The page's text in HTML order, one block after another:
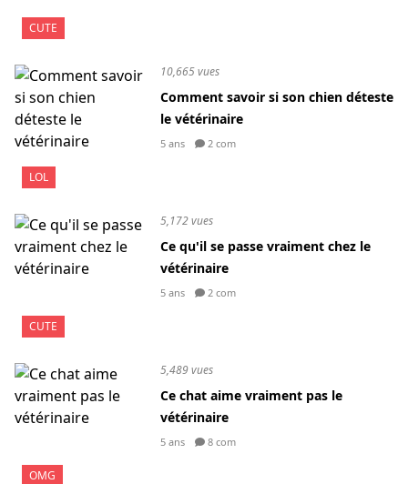
CUTE
LOL
10,665 vues
Comment savoir si son chien déteste
le vétérinaire
5 ans 2 com
CUTE
5,172 vues
Ce qu'il se passe vraiment chez le
vétérinaire
5 ans 2 com
OMG
5,489 vues
Ce chat aime vraiment pas le
vétérinaire
5 ans 8 com